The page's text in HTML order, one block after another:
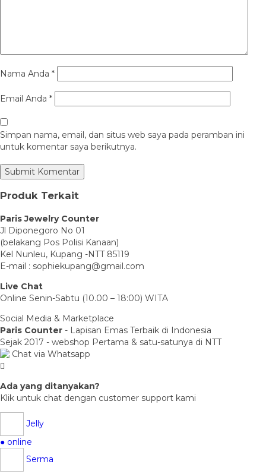
Nama Anda *
Email Anda *
Simpan nama, email, dan situs web saya pada peramban ini
untuk komentar saya berikutnya.
Produk Terkait
Paris Jewelry Counter
Jl Diponegoro No 01
(belakang Pos Polisi Kanaan)
Kel Nunleu, Kupang -NTT 85119
E-mail : sophiekupang@gmail.com
Live Chat
Online Senin-Sabtu (10.00 – 18:00) WITA
Social Media & Marketplace
Paris Counter - Lapisan Emas Terbaik di Indonesia
Sejak 2017 - webshop Pertama & satu-satunya di NTT
Chat via Whatsapp
Ada yang ditanyakan?
Klik untuk chat dengan customer support kami
Jelly
● online
Serma